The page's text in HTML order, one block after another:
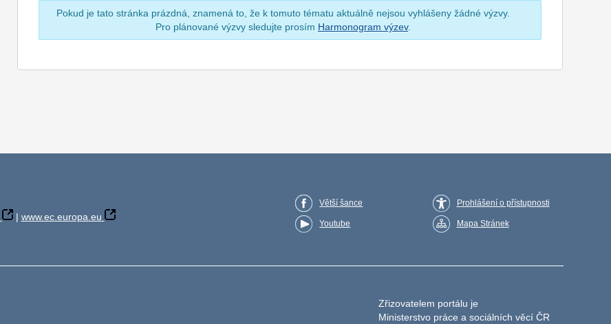
Pokud je tato stránka prázdná, znamená to, že k tomuto tématu aktuálně nejsou vyhlášeny žádné výzvy.
Pro plánované výzvy sledujte prosím Harmonogram výzev.
| www.ec.europa.eu
Větší šance
Youtube
Prohlášení o přístupnosti
Mapa Stránek
Zřizovatelem portálu je
Ministerstvo práce a sociálních věcí ČR